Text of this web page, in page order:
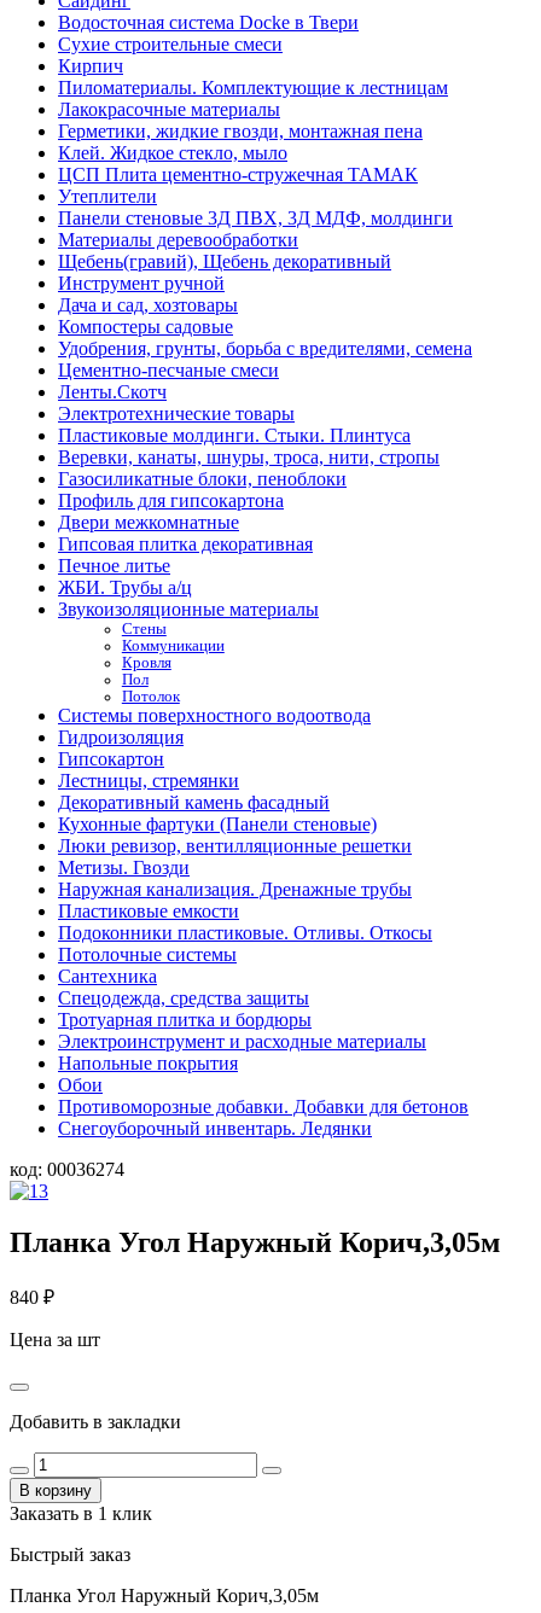
Водосточная система Docke в Твери
Сухие строительные смеси
Кирпич
Пиломатериалы. Комплектующие к лестницам
Лакокрасочные материалы
Герметики, жидкие гвозди, монтажная пена
Клей. Жидкое стекло, мыло
ЦСП Плита цементно-стружечная ТАМАК
Утеплители
Панели стеновые 3Д ПВХ, 3Д МДФ, молдинги
Материалы деревообработки
Щебень(гравий), Щебень декоративный
Инструмент ручной
Дача и сад, хозтовары
Компостеры садовые
Удобрения, грунты, борьба с вредителями, семена
Цементно-песчаные смеси
Ленты.Скотч
Электротехнические товары
Пластиковые молдинги. Стыки. Плинтуса
Веревки, канаты, шнуры, троса, нити, стропы
Газосиликатные блоки, пеноблоки
Профиль для гипсокартона
Двери межкомнатные
Гипсовая плитка декоративная
Печное литье
ЖБИ. Трубы а/ц
Звукоизоляционные материалы
Стены
Коммуникации
Кровля
Пол
Потолок
Системы поверхностного водоотвода
Гидроизоляция
Гипсокартон
Лестницы, стремянки
Декоративный камень фасадный
Кухонные фартуки (Панели стеновые)
Люки ревизор, вентилляционные решетки
Метизы. Гвозди
Наружная канализация. Дренажные трубы
Пластиковые емкости
Подоконники пластиковые. Отливы. Откосы
Потолочные системы
Сантехника
Спецодежда, средства защиты
Тротуарная плитка и бордюры
Электроинструмент и расходные материалы
Напольные покрытия
Обои
Противоморозные добавки. Добавки для бетонов
Снегоуборочный инвентарь. Ледянки
код: 00036274
Планка Угол Наружный Корич,3,05м
840 ₽
Цена за шт
Добавить в закладки
В корзину
Заказать в 1 клик
Быстрый заказ
Планка Угол Наружный Корич,3,05м